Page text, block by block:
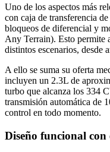
Uno de los aspectos más
con caja de transferencia
bloqueos de diferencial y
Any Terrain). Esto permite
distintos escenarios, desde
A ello se suma su oferta
incluyen un 2.3L de
turbo que alcanza los 334
transmisión automática de
control en todo momento.
Diseño funcional con